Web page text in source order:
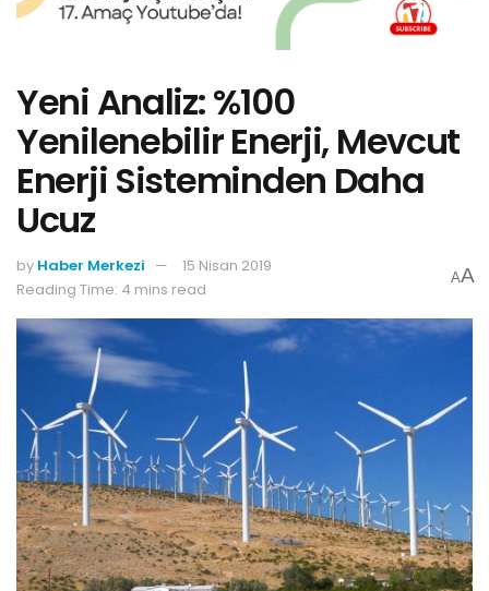
Yeni Analiz: %100
Yenilenebilir Enerji, Mevcut
Enerji Sisteminden Daha
Ucuz
by Haber Merkezi
15 Nisan 2019
Reading Time: 4 mins read
AA